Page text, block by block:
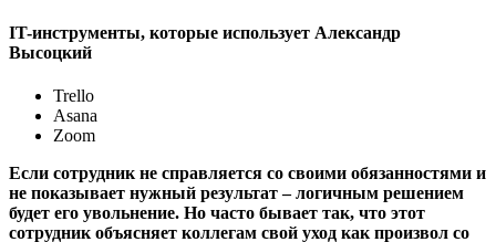
IT-инструменты, которые использует Александр
Высоцкий
Trello
Asana
Zoom
Если сотрудник не справляется со своими обязанностями и
не показывает нужный результат – логичным решением
будет его увольнение. Но часто бывает так, что этот
сотрудник объясняет коллегам свой уход как произвол со